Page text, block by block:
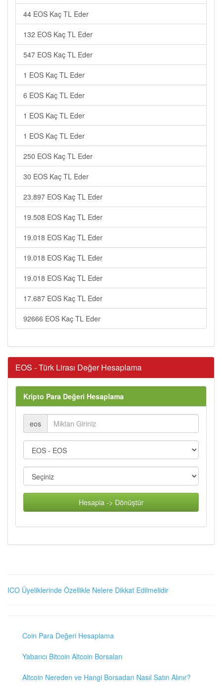
44 EOS Kaç TL Eder
132 EOS Kaç TL Eder
547 EOS Kaç TL Eder
1 EOS Kaç TL Eder
6 EOS Kaç TL Eder
1 EOS Kaç TL Eder
1 EOS Kaç TL Eder
250 EOS Kaç TL Eder
30 EOS Kaç TL Eder
23.897 EOS Kaç TL Eder
19.508 EOS Kaç TL Eder
19.018 EOS Kaç TL Eder
19.018 EOS Kaç TL Eder
19.018 EOS Kaç TL Eder
17.687 EOS Kaç TL Eder
92666 EOS Kaç TL Eder
EOS - Türk Lirası Değer Hesaplama
Kripto Para Değeri Hesaplama
eos
Hesapla -> Dönüştür
ICO Üyeliklerinde Özellikle Nelere Dikkat Edilmelidir
Coin Para Değeri Hesaplama
Yabancı Bitcoin Altcoin Borsaları
Altcoin Nereden ve Hangi Borsadan Nasıl Satın Alınır?